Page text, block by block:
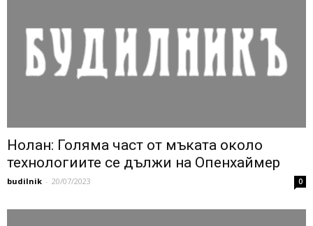
Нолан: Голяма част от мъката около
технологиите се дължи на Опенхаймер
budilnik - 20/07/2023 0